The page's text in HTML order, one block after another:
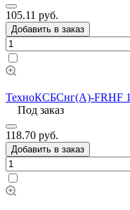
105.11 руб.
Добавить в заказ
ТехноКСБСнг(А)-FRHF
Под заказ
118.70 руб.
Добавить в заказ